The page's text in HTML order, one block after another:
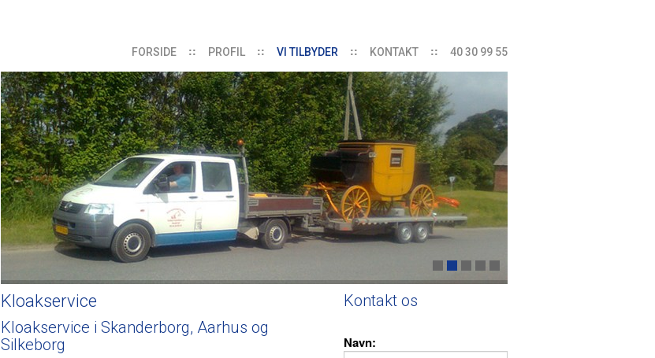
FORSIDE PROFIL VI TILBYDER KONTAKT 40 30 99 55
Kloakservice
Kloakservice i Skanderborg, Aarhus og
Silkeborg
Kontakt os
Navn